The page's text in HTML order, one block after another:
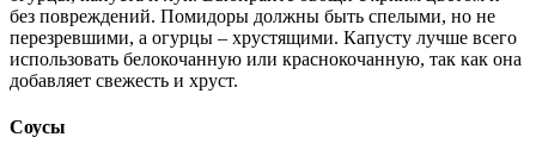
без повреждений. Помидоры должны быть спелыми, но не
перезревшими, а огурцы – хрустящими. Капусту лучше всего
использовать белокочанную или краснокочанную, так как она
добавляет свежесть и хруст.
Соусы